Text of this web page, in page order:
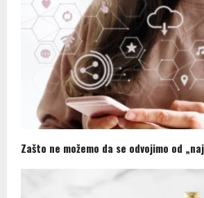
Zašto ne možemo da se odvojimo od